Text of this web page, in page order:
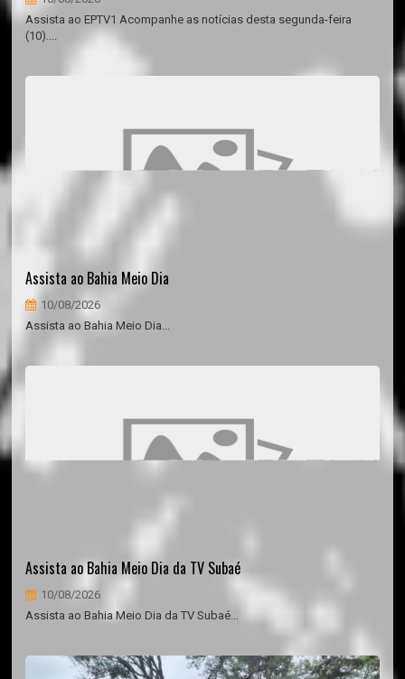
Assista ao EPTV1 Acompanhe as notícias desta segunda-feira
(10)....
Assista ao Bahia Meio Dia
10/08/2026
Assista ao Bahia Meio Dia...
Assista ao Bahia Meio Dia da TV Subaé
10/08/2026
Assista ao Bahia Meio Dia da TV Subaé...